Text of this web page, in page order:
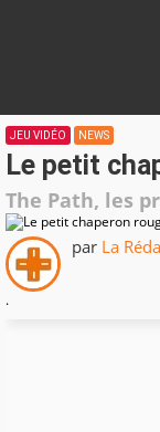
JEU VIDÉO NEWS
Le petit
The Path, les
par La
.